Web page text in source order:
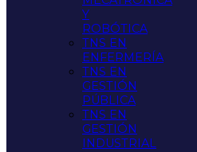
Y
ROBÓTICA
TNS EN
ENFERMERÍA
TNS EN
GESTIÓN
PÚBLICA
TNS EN
GESTIÓN
INDUSTRIAL